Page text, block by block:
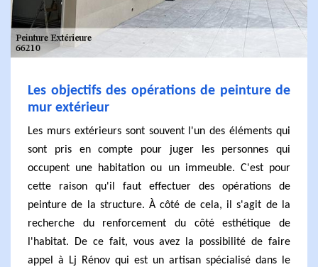
Les objectifs des opérations de peinture de
mur extérieur
Les murs extérieurs sont souvent l'un des éléments qui
sont pris en compte pour juger les personnes qui
occupent une habitation ou un immeuble. C'est pour
cette raison qu'il faut effectuer des opérations de
peinture de la structure. À côté de cela, il s'agit de la
recherche du renforcement du côté esthétique de
l'habitat. De ce fait, vous avez la possibilité de faire
appel à Lj Rénov qui est un artisan spécialisé dans le